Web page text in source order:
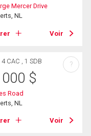
Mercer Drive
NL
Voir
4 CAC , 1 SDB
$
Road
NL
Voir
?